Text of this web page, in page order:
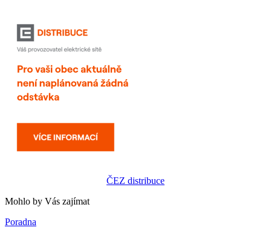
ČEZ distribuce
Mohlo by Vás zajímat
Poradna